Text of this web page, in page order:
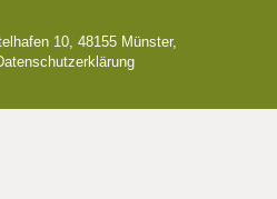
10, 48155 Münster,